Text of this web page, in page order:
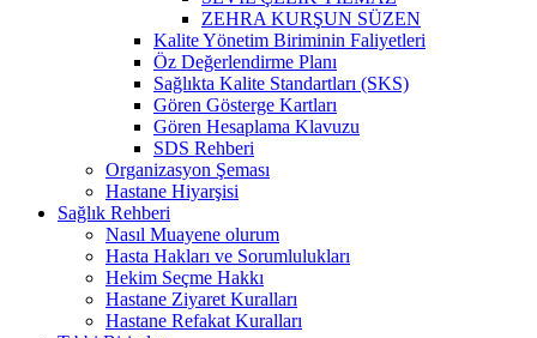
ZEHRA KURŞUN SÜZEN
Kalite Yönetim Biriminin Faliyetleri
Öz Değerlendirme Planı
Sağlıkta Kalite Standartları (SKS)
Gören Gösterge Kartları
Gören Hesaplama Klavuzu
SDS Rehberi
Organizasyon Şeması
Hastane Hiyarşisi
Sağlık Rehberi
Nasıl Muayene olurum
Hasta Hakları ve Sorumlulukları
Hekim Seçme Hakkı
Hastane Ziyaret Kuralları
Hastane Refakat Kuralları